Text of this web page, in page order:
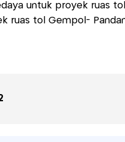
untuk proyek ruas
ruas tol Gempol-